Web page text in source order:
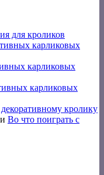
для кроликов
карликовых
карликовых
карликовых
кролику
Во что поиграть с